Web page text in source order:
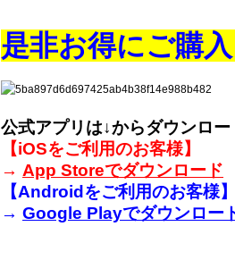
是非お得にご購
公式アプリは↓からダウンロー
【iOSをご利用のお客様】
→ App Storeでダウンロード
【Androidをご利用のお客様】
→ Google Playでダウンロー